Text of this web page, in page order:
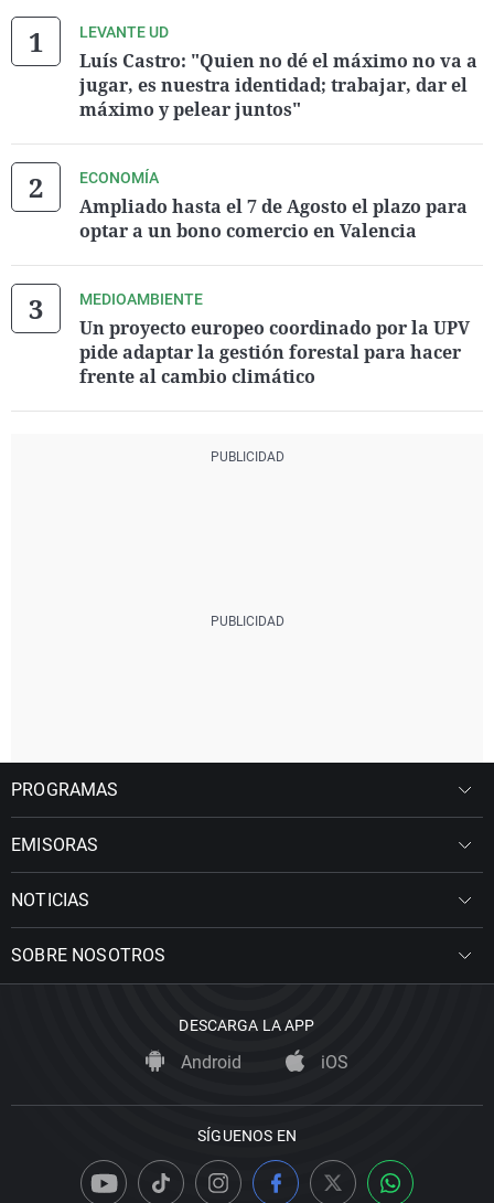
LEVANTE UD
Luís Castro: "Quien no dé el máximo no va a
jugar, es nuestra identidad; trabajar, dar el
máximo y pelear juntos"
ECONOMÍA
Ampliado hasta el 7 de Agosto el plazo para
optar a un bono comercio en Valencia
MEDIOAMBIENTE
Un proyecto europeo coordinado por la UPV
pide adaptar la gestión forestal para hacer
frente al cambio climático
PROGRAMAS
EMISORAS
NOTICIAS
SOBRE NOSOTROS
DESCARGA LA APP
Android iOS
SÍGUENOS EN